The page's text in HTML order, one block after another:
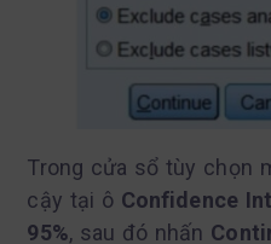
Trong cửa sổ tùy chọn
cậy tại ô Confidence
95%, sau đó nhấn